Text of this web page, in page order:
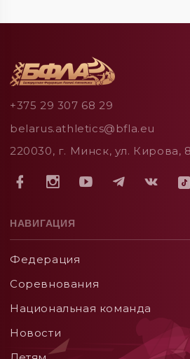
+375 29 307 68 29
belarus.athletics@bfla.eu
220030, г. Минск, ул. Кирова,
НАВИГАЦИЯ
Федерация
Соревнования
Национальная команда
Новости